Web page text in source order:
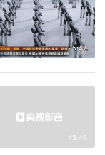
25:47
43:48